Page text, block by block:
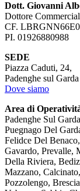
Dott. Giovanni
Dottore
CF.
PI. 01926880988
SEDE
Piazza Caduti, 24,
Padenghe sul
Dove siamo
Area di
Padenghe Sul
Puegnago Del
Felidce Del
Gavardo, Prevalle,
Della Riviera,
Mazzano,
Pozzolengo,